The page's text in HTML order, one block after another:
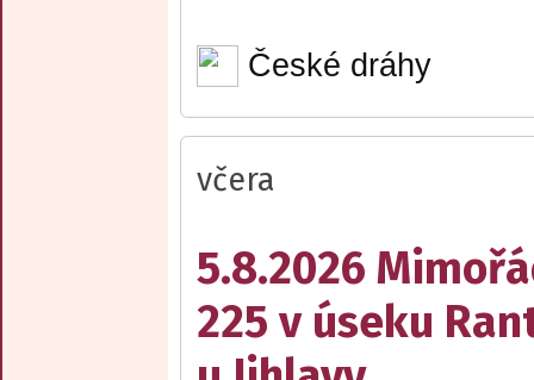
České dráhy
včera
5.8.2026
225 v úseku